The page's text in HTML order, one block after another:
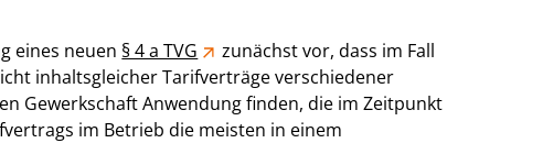
eines neuen § 4 a TVG
zunächst vor, dass im Fall
inhaltsgleicher Tarifverträge verschiedener
Gewerkschaft Anwendung finden, die im Zeitpunkt
im Betrieb die meisten in einem